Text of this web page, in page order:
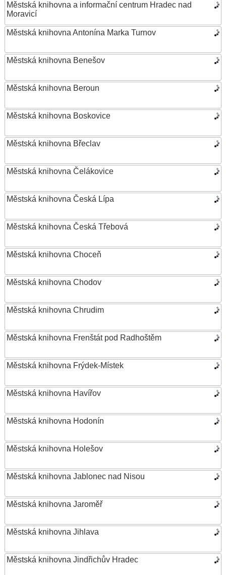
Městská knihovna a informační centrum Hradec nad
Moravicí
Městská knihovna Antonína Marka Turnov
Městská knihovna Benešov
Městská knihovna Beroun
Městská knihovna Boskovice
Městská knihovna Břeclav
Městská knihovna Čelákovice
Městská knihovna Česká Lípa
Městská knihovna Česká Třebová
Městská knihovna Choceň
Městská knihovna Chodov
Městská knihovna Chrudim
Městská knihovna Frenštát pod Radhoštěm
Městská knihovna Frýdek-Místek
Městská knihovna Havířov
Městská knihovna Hodonín
Městská knihovna Holešov
Městská knihovna Jablonec nad Nisou
Městská knihovna Jaroměř
Městská knihovna Jihlava
Městská knihovna Jindřichův Hradec